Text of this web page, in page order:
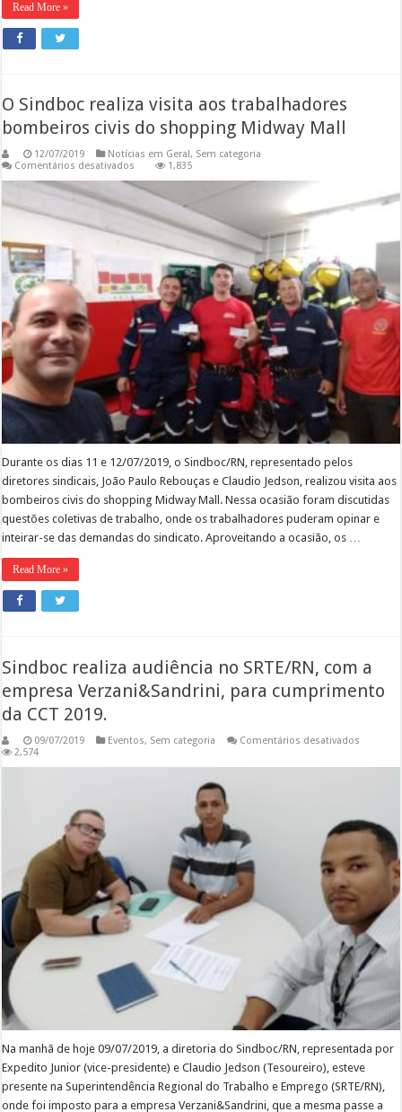
Read More »
O Sindboc realiza visita aos trabalhadores
bombeiros civis do shopping Midway Mall
12/07/2019 Notícias em Geral, Sem categoria
Comentários desativados
Sindboc
realiza
visita
aos
trabalhadores
bombeiros
do
shopping
Midway
Mall
1,835
Durante os dias 11 e 12/07/2019, o Sindboc/RN, representado pelos
diretores sindicais, João Paulo Rebouças e Claudio Jedson, realizou visita aos
bombeiros civis do shopping Midway Mall. Nessa ocasião foram discutidas
questões coletivas de trabalho, onde os trabalhadores puderam opinar e
inteirar-se das demandas do sindicato. Aproveitando a ocasião, os …
Read More »
Sindboc realiza audiência no SRTE/RN, com a
empresa Verzani&Sandrini, para cumprimento
da CCT 2019.
09/07/2019 Eventos, Sem categoria Comentários desativados
a
empresa
para
da
2019.
2,574
Na manhã de hoje 09/07/2019, a diretoria do Sindboc/RN, representada por
Expedito Junior (vice-presidente) e Claudio Jedson (Tesoureiro), esteve
presente na Superintendência Regional do Trabalho e Emprego (SRTE/RN),
onde foi imposto para a empresa Verzani&Sandrini, que a mesma passe a